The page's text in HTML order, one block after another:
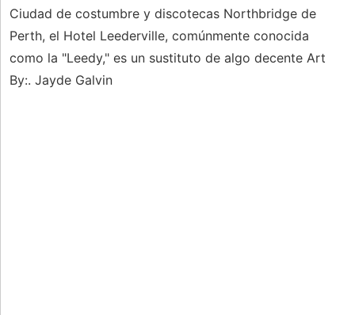
Ciudad de costumbre y discotecas Northbridge de
Perth, el Hotel Leederville, comúnmente conocida
como la "Leedy," es un sustituto de algo decente Art
By:. Jayde Galvin